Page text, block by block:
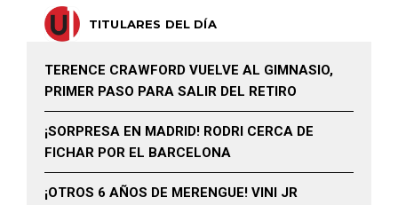
TITULARES DEL DÍA
TERENCE CRAWFORD VUELVE AL GIMNASIO,
PRIMER PASO PARA SALIR DEL RETIRO
¡SORPRESA EN MADRID! RODRI CERCA DE
FICHAR POR EL BARCELONA
¡OTROS 6 AÑOS DE MERENGUE! VINI JR